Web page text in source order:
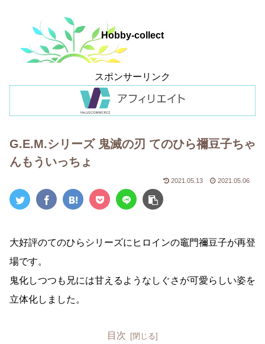
Hobby-collect
スポンサーリンク
G.E.M.シリーズ 鬼滅の刃 てのひら禰豆子ちゃ
んもういっちょ
2021.05.13 2021.05.06
大好評のてのひらシリーズにヒロインの竈門禰豆子が再登
場です。
鬼化しつつも兄には甘えるようなしぐさが可愛らしい姿を
立体化しました。
目次